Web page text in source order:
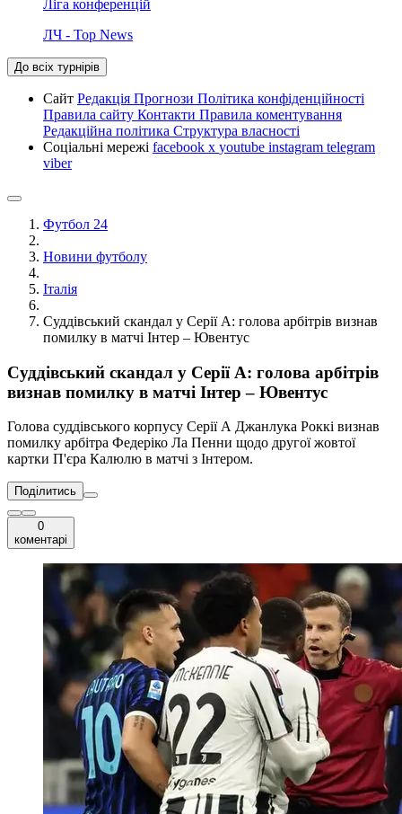
Ліга конференцій
ЛЧ - Top News
До всіх турнірів
Сайт Редакція Прогнози Політика конфіденційності
Правила сайту Контакти Правила коментування
Редакційна політика Структура власності
Соціальні мережі facebook x youtube instagram telegram
viber
Футбол 24
Новини футболу
Італія
Суддівський скандал у Серії А: голова арбітрів визнав
помилку в матчі Інтер – Ювентус
Суддівський скандал у Серії А: голова арбітрів
визнав помилку в матчі Інтер – Ювентус
Голова суддівського корпусу Серії А Джанлука Роккі визнав
помилку арбітра Федеріко Ла Пенни щодо другої жовтої
картки П'єра Калюлю в матчі з Інтером.
Поділитись
0
коментарі